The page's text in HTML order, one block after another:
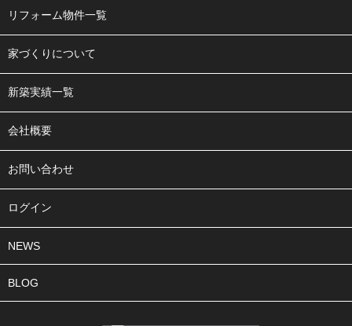
リフォーム物件一覧
家づくりについて
新築実績一覧
会社概要
お問い合わせ
ログイン
NEWS
BLOG